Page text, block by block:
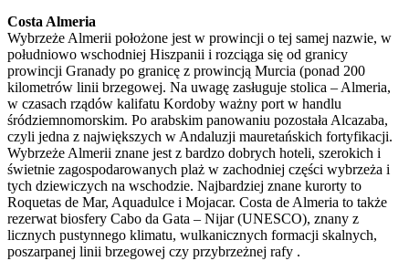
Costa Almeria
Wybrzeże Almerii położone jest w prowincji o tej samej nazwie, w
południowo wschodniej Hiszpanii i rozciąga się od granicy
prowincji Granady po granicę z prowincją Murcia (ponad 200
kilometrów linii brzegowej. Na uwagę zasługuje stolica – Almeria,
w czasach rządów kalifatu Kordoby ważny port w handlu
śródziemnomorskim. Po arabskim panowaniu pozostała Alcazaba,
czyli jedna z największych w Andaluzji mauretańskich fortyfikacji.
Wybrzeże Almerii znane jest z bardzo dobrych hoteli, szerokich i
świetnie zagospodarowanych plaż w zachodniej części wybrzeża i
tych dziewiczych na wschodzie. Najbardziej znane kurorty to
Roquetas de Mar, Aquadulce i Mojacar. Costa de Almeria to także
rezerwat biosfery Cabo da Gata – Nijar (UNESCO), znany z
licznych pustynnego klimatu, wulkanicznych formacji skalnych,
poszarpanej linii brzegowej czy przybrzeżnej rafy .